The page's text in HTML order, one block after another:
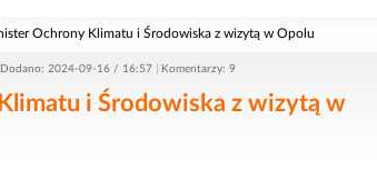
Ochrony Klimatu i Środowiska z wizytą w Opolu
Dodano: 2024-09-16 / 16:57 Komentarzy: 9
i Środowiska z wizytą w